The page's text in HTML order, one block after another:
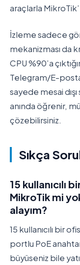
araçlarla
İzleme sadece
mekanizması da
CPU %90’a
Telegram/E-posta
sayede mesai
anında öğrenir,
çözebilirsiniz.
Sıkça
15 kullanıcılı
MikroTik mi
alayım?
15 kullanıcılı bir
portlu PoE
büyüseniz bile